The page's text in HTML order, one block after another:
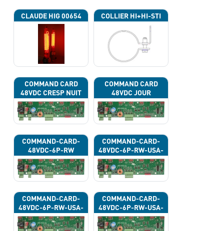
CLAUDE HIG 00654 COLLIER HI+HI-STI
COMMAND CARD
48VDC CRESP NUIT
COMMAND CARD
48VDC JOUR
COMMAND-CARD-
48VDC-6P-RW
COMMAND-CARD-
48VDC-6P-RW-USA-
43G
COMMAND-CARD-
48VDC-6P-RW-USA-
43H
COMMAND-CARD-
48VDC-6P-RW-USA-
43J